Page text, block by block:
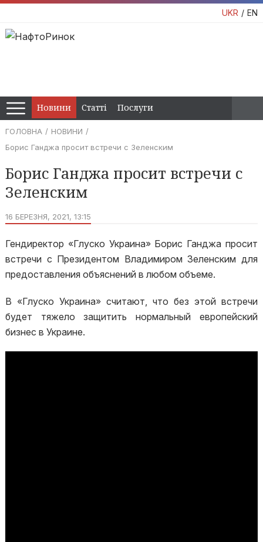
UKR EN
Новини Статті Послуги
ГОЛОВНА
НОВИНИ
Борис Ганджа просит встречи с Зеленским
Борис Ганджа просит встречи с
Зеленским
16 БЕРЕЗНЯ, 2021, 13:15
Гендиректор «Глуско Украина» Борис Ганджа просит
встречи с Президентом Владимиром Зеленским для
предоставления объяснений в любом объеме.
В «Глуско Украина» считают, что без этой встречи
будет тяжело защитить нормальный европейский
бизнес в Украине.